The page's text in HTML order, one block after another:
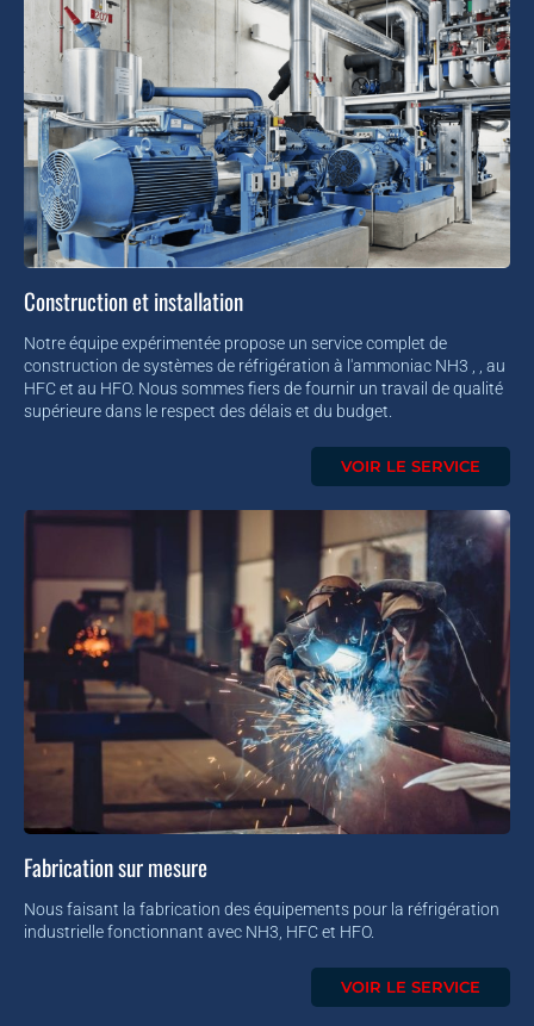
Construction et installation
Notre équipe expérimentée propose un service complet de
construction de systèmes de réfrigération à l'ammoniac NH3 , , au
HFC et au HFO. Nous sommes fiers de fournir un travail de qualité
supérieure dans le respect des délais et du budget.
VOIR LE SERVICE
Fabrication sur mesure
Nous faisant la fabrication des équipements pour la réfrigération
industrielle fonctionnant avec NH3, HFC et HFO.
VOIR LE SERVICE